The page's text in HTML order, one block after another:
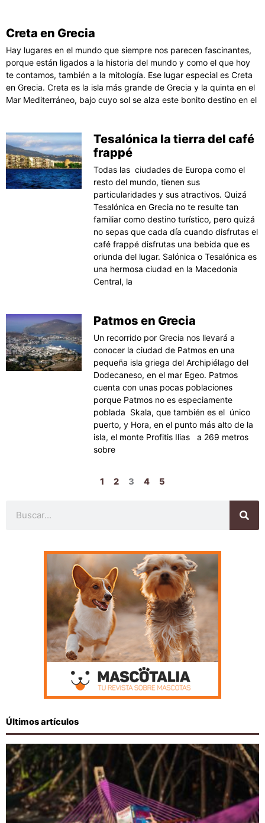
Creta en Grecia
Hay lugares en el mundo que siempre nos parecen fascinantes,
porque están ligados a la historia del mundo y como el que hoy
te contamos, también a la mitología. Ese lugar especial es Creta
en Grecia. Creta es la isla más grande de Grecia y la quinta en el
Mar Mediterráneo, bajo cuyo sol se alza este bonito destino en el
Tesalónica la tierra del café
frappé
Todas las ciudades de Europa como el
resto del mundo, tienen sus
particularidades y sus atractivos. Quizá
Tesalónica en Grecia no te resulte tan
familiar como destino turístico, pero quizá
no sepas que cada día cuando disfrutas el
café frappé disfrutas una bebida que es
oriunda del lugar. Salónica o Tesalónica es
una hermosa ciudad en la Macedonia
Central, la
Patmos en Grecia
Un recorrido por Grecia nos llevará a
conocer la ciudad de Patmos en una
pequeña isla griega del Archipiélago del
Dodecaneso, en el mar Egeo. Patmos
cuenta con unas pocas poblaciones
porque Patmos no es especiamente
poblada Skala, que también es el único
puerto, y Hora, en el punto más alto de la
isla, el monte Profitis Ilias a 269 metros
sobre
1 2 3 4 5
Últimos artículos